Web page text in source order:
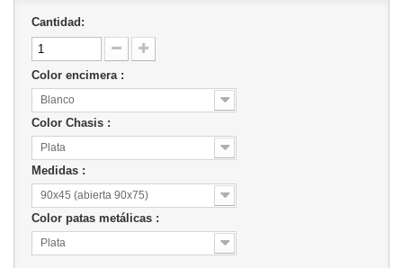
Cantidad:
Color encimera :
Blanco
Color Chasis :
Plata
Medidas :
90x45 (abierta 90x75)
Color patas metálicas :
Plata